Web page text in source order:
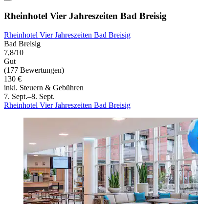
Rheinhotel Vier Jahreszeiten Bad Breisig
Rheinhotel Vier Jahreszeiten Bad Breisig
Bad Breisig
7,8/10
Gut
(177 Bewertungen)
130 €
inkl. Steuern & Gebühren
7. Sept.–8. Sept.
Rheinhotel Vier Jahreszeiten Bad Breisig